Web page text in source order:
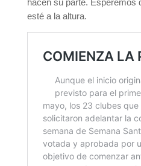
hacen su parte. Esperemos
esté a la altura.